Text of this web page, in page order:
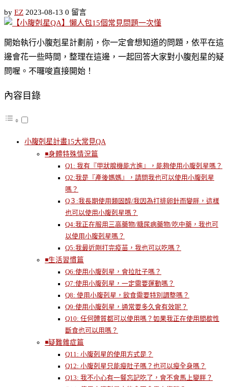
by EZ 2023-08-13 0 留言
開始執行小腹剋星計劃前，你一定會想知道的問題，依平在這
邊會花一些時間，整理在這邊，一起回答大家對小腹剋星的疑
問喔。不囉唆直接開始！
內容目錄
小腹剋星計畫15大常見QA
◾️身體特殊情況篇
Q1: 我有『甲狀腺機能亢進』，能夠使用小腹剋星嗎？
Q2:我是『產後媽媽』，請問我也可以使用小腹剋星
嗎？
Q３:我長期使用類固醇/我因為打排卵針而變胖，這樣
也可以使用小腹剋星嗎？
Q4:我正在服用三高藥物/糖尿病藥物/吃中藥，我也可
以使用小腹剋星嗎？
Q5:我最近剛打完疫苗，我也可以吃嗎？
◾️生活習慣篇
Q6:使用小腹剋星，會拉肚子嗎？
Q7:使用小腹剋星，一定需要運動嗎？
Q8: 使用小腹剋星，飲食需要特別調整嗎？
Q9:使用小腹剋星，通常要多久會有效呢？
Q10: 任何體質都可以使用嗎？如果我正在使用間歇性
斷食也可以用嗎？
◾️疑難雜症篇
Q11: 小腹剋星的使用方式是？
Q12: 小腹剋星只能瘦肚子嗎？也可以瘦全身嗎？
Q13: 我不小心有一餐忘記吃了，會不會馬上變胖？